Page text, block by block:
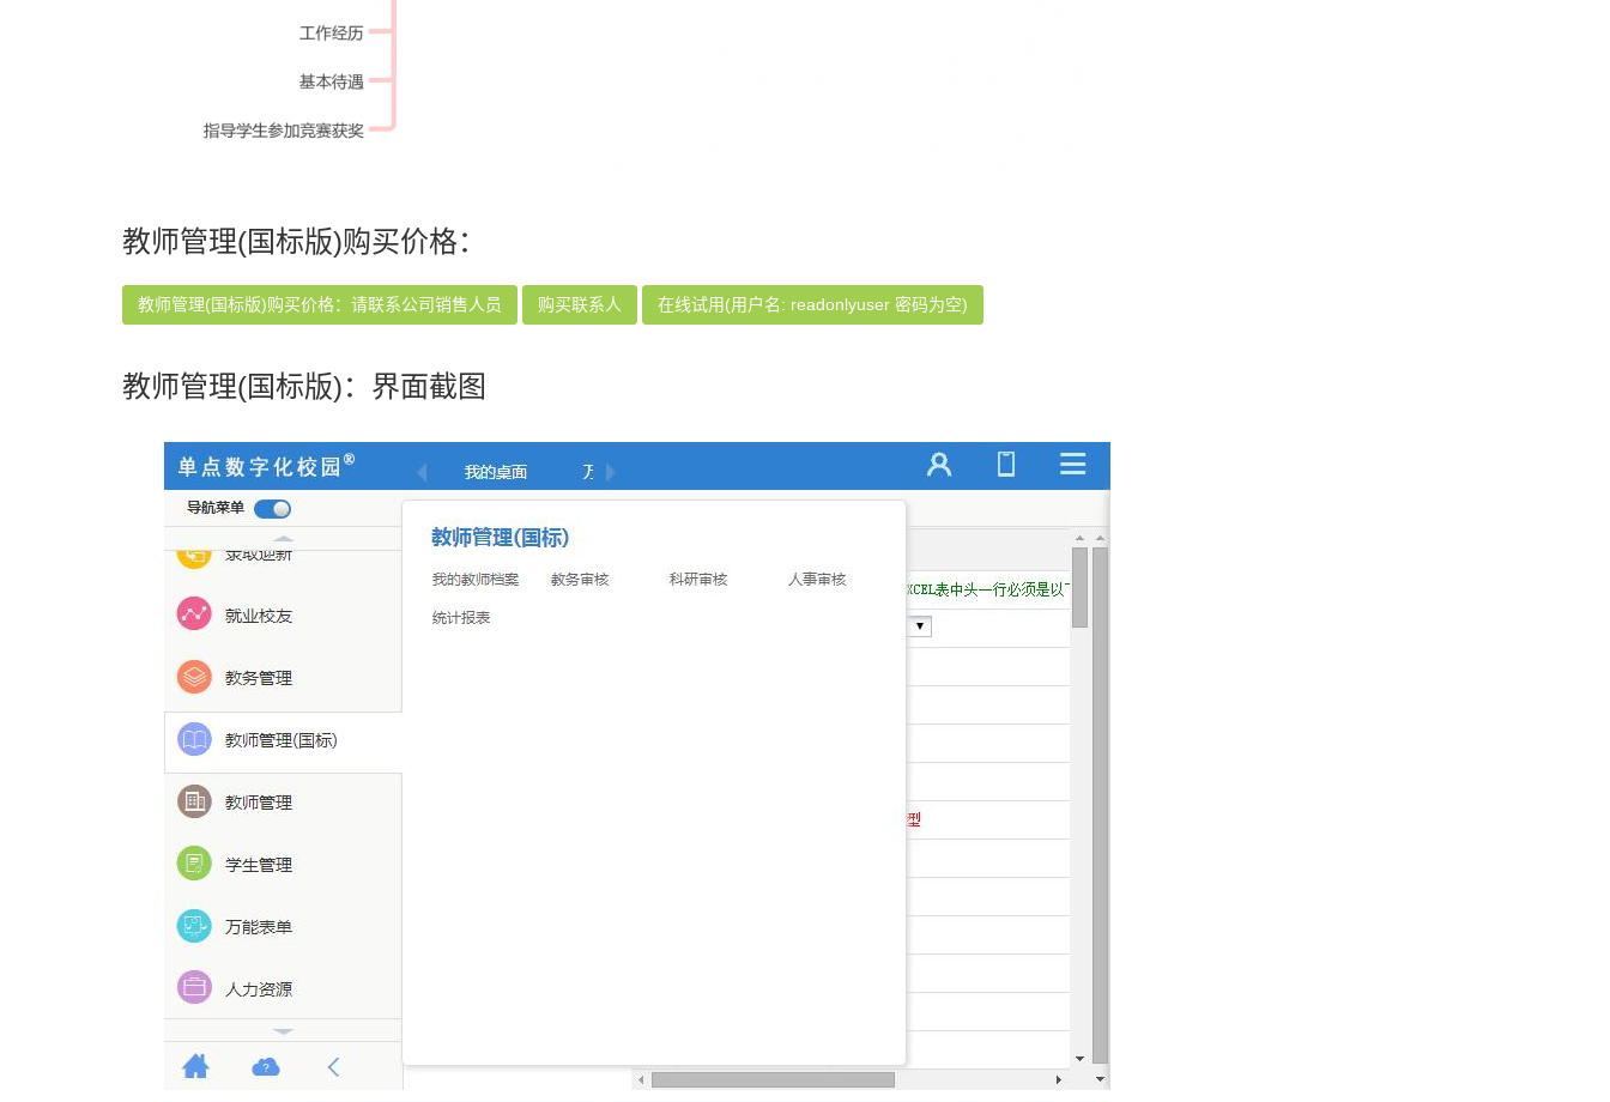
教师管理(国标版)购买价格：
教师管理(国标版)购买价格：请联系公司销售人员 购买联系人 在线试用(用户名: readonlyuser 密码为空)
教师管理(国标版)：界面截图